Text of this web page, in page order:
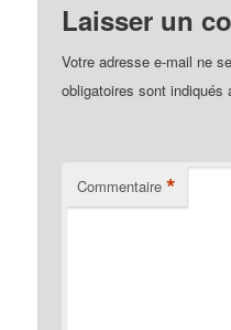
Laisser un
Votre adresse e-mail ne
obligatoires sont
Commentaire *